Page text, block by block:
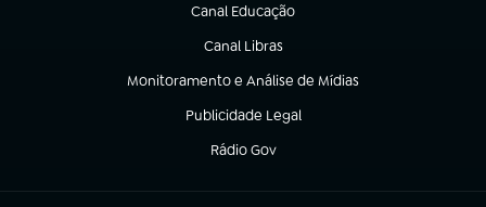
Canal Educação
(abre em nova aba)
Canal Libras
(abre em nova aba)
Monitoramento e Análise de Mídias
(abre em nova aba)
Publicidade Legal
(abre em nova aba)
Rádio Gov
(abre em nova aba)